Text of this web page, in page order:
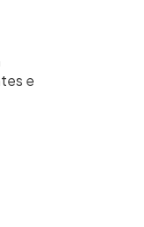
e